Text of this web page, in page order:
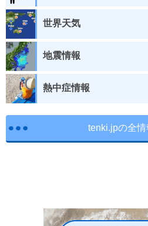
世界天気
地震情報
熱中症情報
tenki.jpの全